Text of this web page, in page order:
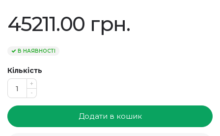
45211.00 грн.
В НАЯВНОСТІ
Кількість
+
-
Додати в кошик